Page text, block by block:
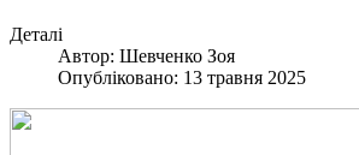
Деталі
Автор: Шевченко Зоя
Опубліковано: 13 травня 2025